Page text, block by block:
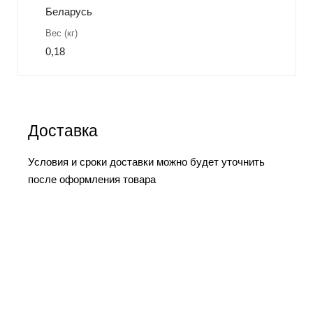
Беларусь
Вес (кг)
0,18
Доставка
Условия и сроки доставки можно будет уточнить
после оформления товара